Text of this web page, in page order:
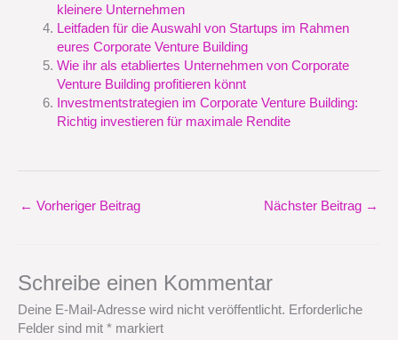
kleinere Unternehmen
Leitfaden für die Auswahl von Startups im Rahmen
eures Corporate Venture Building
Wie ihr als etabliertes Unternehmen von Corporate
Venture Building profitieren könnt
Investmentstrategien im Corporate Venture Building:
Richtig investieren für maximale Rendite
← Vorheriger Beitrag Nächster Beitrag →
Schreibe einen Kommentar
Deine E-Mail-Adresse wird nicht veröffentlicht. Erforderliche
Felder sind mit * markiert